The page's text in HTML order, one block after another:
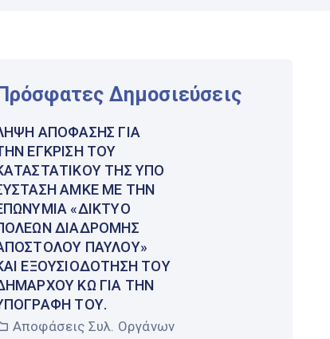
Δημοσιεύσεις
ΑΠΌΦΑΣΗΣ ΓΙΑ
ΈΓΚΡΙΣΗ ΤΟΥ
ΤΗΣ ΥΠΌ
ΑΜΚΕ ΜΕ ΤΗΝ
«ΔΊΚΤΥΟ
ΔΙΑΔΡΟΜΉΣ
ΠΑΎΛΟΥ»
ΕΞΟΥΣΙΟΔΌΤΗΣΗ ΤΟΥ
ΚΩ ΓΙΑ ΤΗΝ
ΤΟΥ.
Αποφάσεις Συλ. Οργάνων